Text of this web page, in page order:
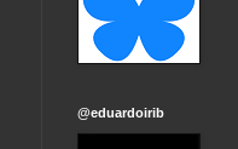
@eduardoirib